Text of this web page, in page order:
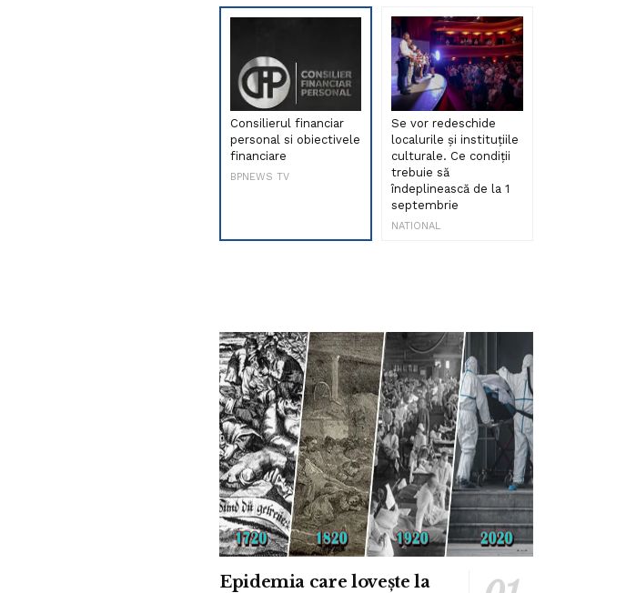
Consilierul financiar
personal si obiectivele
financiare
BPNEWS TV
Se vor redeschide
localurile și instituțiile
culturale. Ce condiții
trebuie să
îndeplinească de la 1
septembrie
NATIONAL
Epidemia care lovește la